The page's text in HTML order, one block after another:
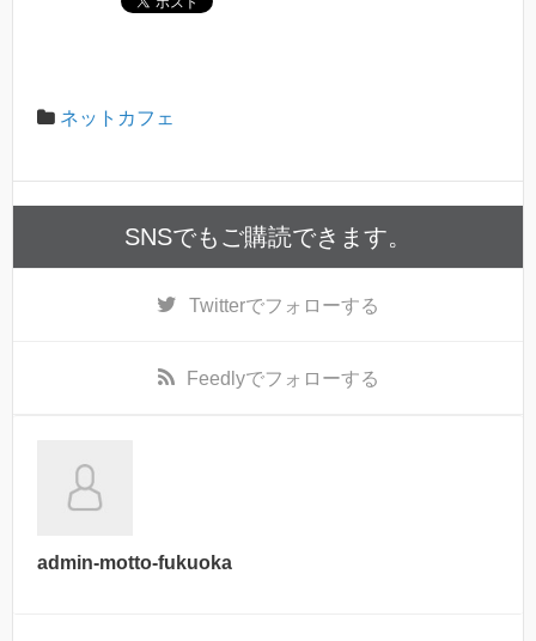
ネットカフェ
SNSでもご購読できます。
Twitterでフォローする
Feedlyでフォローする
admin-motto-fukuoka